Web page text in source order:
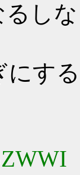
るし
にす